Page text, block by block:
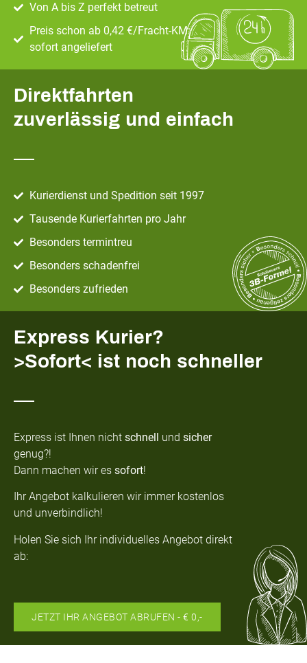
Von A bis Z perfekt betreut
Preis schon ab 0,42 €/Fracht-KM:
sofort angeliefert
Direktfahrten
zuverlässig und einfach
Kurierdienst und Spedition seit 1997
Tausende Kurierfahrten pro Jahr
Besonders termintreu
Besonders schadenfrei
Besonders zufrieden
Express Kurier?
>Sofort< ist noch schneller
Express ist Ihnen nicht schnell und sicher
genug?!
Dann machen wir es sofort!
Ihr Angebot kalkulieren wir immer kostenlos
und unverbindlich!
Holen Sie sich Ihr individuelles Angebot direkt
ab:
JETZT IHR ANGEBOT ABRUFEN - € 0,-